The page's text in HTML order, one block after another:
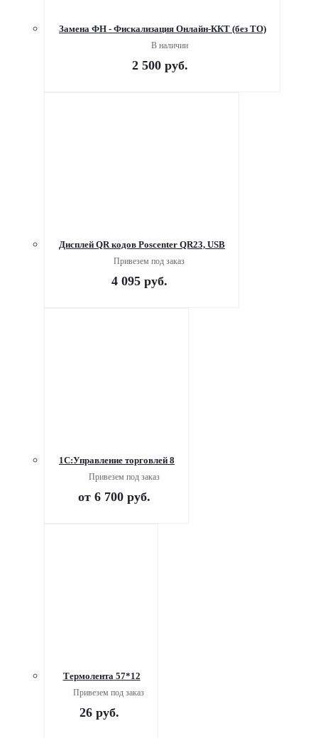
Замена ФН - Фискализация Онлайн-ККТ (без ТО)
В наличии
2 500 руб.
Дисплей QR кодов Poscenter QR23, USB
Привезем под заказ
4 095 руб.
1С:Управление торговлей 8
Привезем под заказ
от 6 700 руб.
Термолента 57*12
Привезем под заказ
26руб.